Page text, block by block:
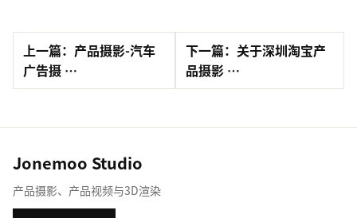
上一篇：产品摄影-汽车
广告摄 …
下一篇：关于深圳淘宝产
品摄影 …
Jonemoo Studio
产品摄影、产品视频与3D渲染